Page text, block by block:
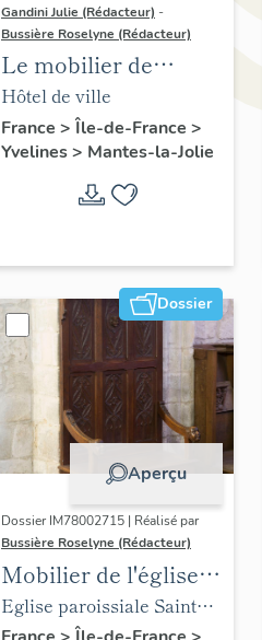
Gandini Julie (Rédacteur) -
Bussière Roselyne (Rédacteur)
Le mobilier de
l'hôtel de ville
Hôtel de ville
France > Île-de-France >
Yvelines> Mantes-la-Jolie
Dossier
Aperçu
Dossier IM78002715 | Réalisé par
Bussière Roselyne (Rédacteur)
Mobilier de l'église
Sainte-Anne de
Eglise paroissiale Sainte-